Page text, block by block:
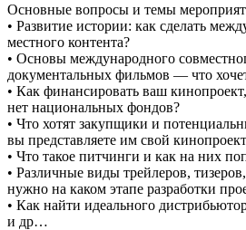
Основные вопросы и темы
• Развитие истории: как сделать
местного контента?
• Основы международного
документальных фильмов — что
• Как финансировать ваш
нет национальных фондов?
• Что хотят закупщики и
вы представляете им свой
• Что такое питчинги и как на них
• Различные виды трейлеров,
нужно на каком этапе разработки
• Как найти идеального
и др…